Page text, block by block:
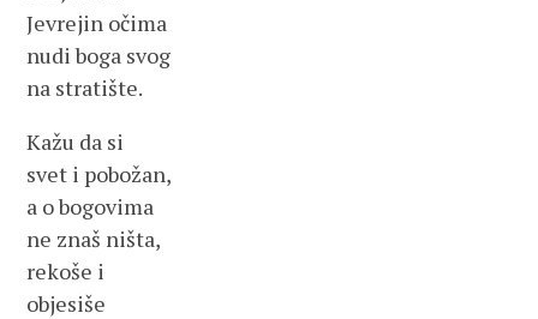
Jevrejin očima
nudi boga svog
na stratište.
Kažu da si
svet i pobožan,
a o bogovima
ne znaš ništa,
rekoše i
objesiše